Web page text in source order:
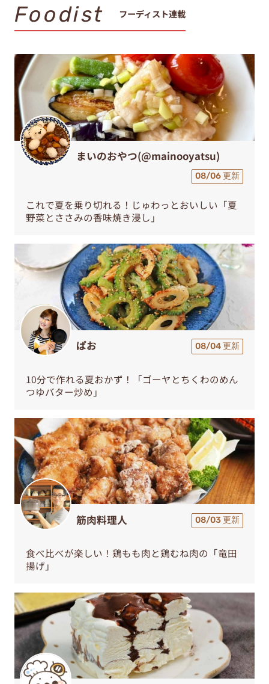
Foodist フーディスト連載
まいのおやつ(@mainooyatsu)
08/06 更新
これで夏を乗り切れる！じゅわっとおいしい「夏
野菜とささみの香味焼き浸し」
ぱお 08/04 更新
10分で作れる夏おかず！「ゴーヤとちくわのめん
つゆバター炒め」
筋肉料理人 08/03 更新
食べ比べが楽しい！鶏もも肉と鶏むね肉の「竜田
揚げ」